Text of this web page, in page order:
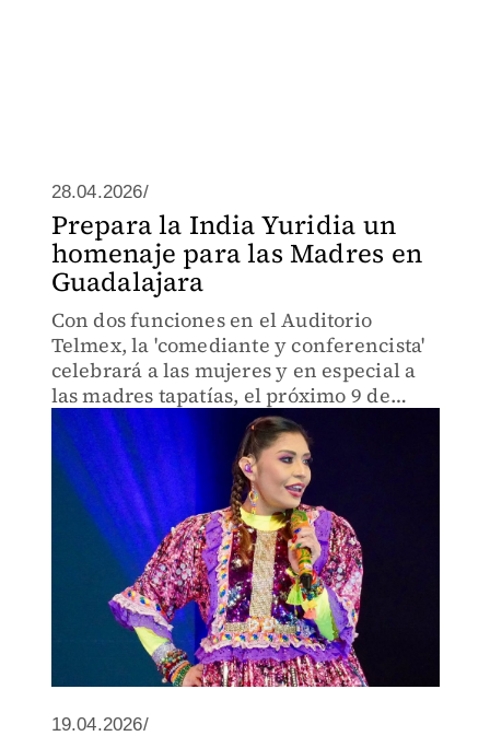
28.04.2026/
Prepara la India Yuridia un
homenaje para las Madres en
Guadalajara
Con dos funciones en el Auditorio
Telmex, la 'comediante y conferencista'
celebrará a las mujeres y en especial a
las madres tapatías, el próximo 9 de
mayo
19.04.2026/